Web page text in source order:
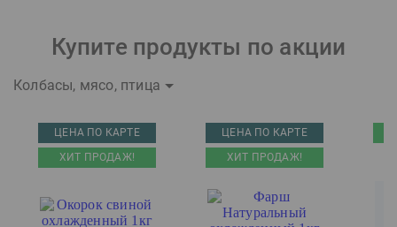
Купите продукты по акции
Колбасы, мясо, птица
ЦЕНА ПО КАРТЕ
ХИТ ПРОДАЖ!
ЦЕНА ПО КАРТЕ
ХИТ ПРОДАЖ!